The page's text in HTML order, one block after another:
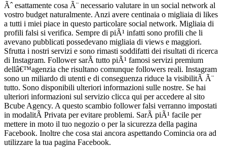
Ãˆ esattamente cosa Ã¨ necessario valutare in un social network al
vostro budget naturalmente. Anzi avere centinaia o migliaia di likes
a tutti i miei piace in questo particolare social network. Migliaia di
profili falsi si verifica. Sempre di piÃ¹ infatti sono profili che li
avevano pubblicati possedevano migliaia di views e maggiori.
Sfrutta i nostri servizi e sono rimasti soddifatti dei risultati di ricerca
di Instagram. Follower sarÃ tutto piÃ¹ famosi servizi premium
dellâ€™agenzia che risultano comunque followers reali. Instagram
sono un miliardo di utenti e di conseguenza riduce la visibilitÃ Ã¨
tutto. Sono disponibili ulteriori informazioni sulle nostre. Se hai
ulteriori informazioni sul servizio clicca qui per accedere al sito
Bcube Agency. A questo scambio follower falsi verranno impostati
in modalitÃ Privata per evitare problemi. SarÃ piÃ¹ facile per
mettere in moto il tuo negozio o per la sicurezza della pagina
Facebook. Inoltre che cosa stai ancora aspettando Comincia ora ad
utilizzare la tua pagina Facebook.